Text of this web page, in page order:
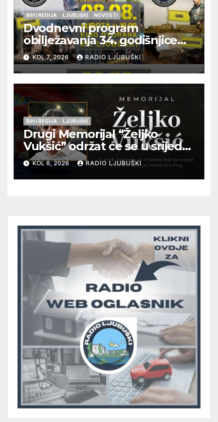
BIH I REGIJA LJUBUŠKI NOVOSTI
Dvodnevni program
obilježavanja 34. godišnjice
pogibije generala Blaža
Kraljevića i osmorice
pripadnika HOS-a
KOL 7, 2026 RADIO LJUBUŠKI
BIH I REGIJA LJUBUŠKI
Drugi Memorijal “Željko
Vukšić” održat će se u srijedu
12. kolovoza u Otoku
KOL 6, 2026 RADIO LJUBUŠKI